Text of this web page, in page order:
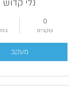
נלי קדוש
0
עוקבים
מעקב